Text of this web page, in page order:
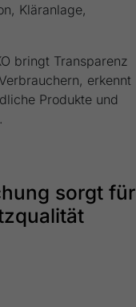
Kläranlage,
bringt Transparenz
erkennt
Produkte und
sorgt für